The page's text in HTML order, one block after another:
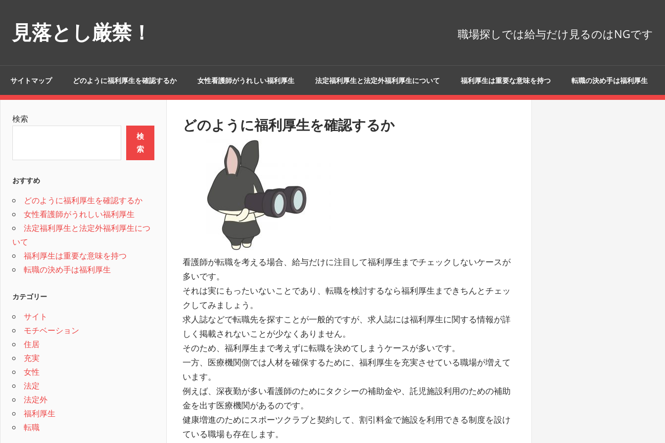
キ
見落とし厳禁！ 職場探しでは給与だけ見るのはNGです
サイトマップ どのように福利厚生を確認するか 女性看護師がうれしい福利厚生 法定福利厚生と法定外福利厚生について 福利厚生は重要な意味を持つ 転職の決め手は福利厚生
どのように福利厚生を確認するか
看護師が転職を考える場合、給与だけに注目して福利厚生までチェックしないケースが
多いです。
それは実にもったいないことであり、転職を検討するなら福利厚生まできちんとチェッ
クしてみましょう。
求人誌などで転職先を探すことが一般的ですが、求人誌には福利厚生に関する情報が詳
しく掲載されないことが少なくありません。
そのため、福利厚生まで考えずに転職を決めてしまうケースが多いです。
一方、医療機関側では人材を確保するために、福利厚生を充実させている職場が増えて
います。
例えば、深夜勤が多い看護師のためにタクシーの補助金や、託児施設利用のための補助
金を出す医療機関があるのです。
健康増進のためにスポーツクラブと契約して、割引料金で施設を利用できる制度を設け
ている職場も存在します。
検索
検
索
おすすめ
どのように福利厚生を確認するか
女性看護師がうれしい福利厚生
法定福利厚生と法定外福利厚生につ
いて
福利厚生は重要な意味を持つ
転職の決め手は福利厚生
カテゴリー
サイト
モチベーション
住居
充実
女性
法定
法定外
福利厚生
転職